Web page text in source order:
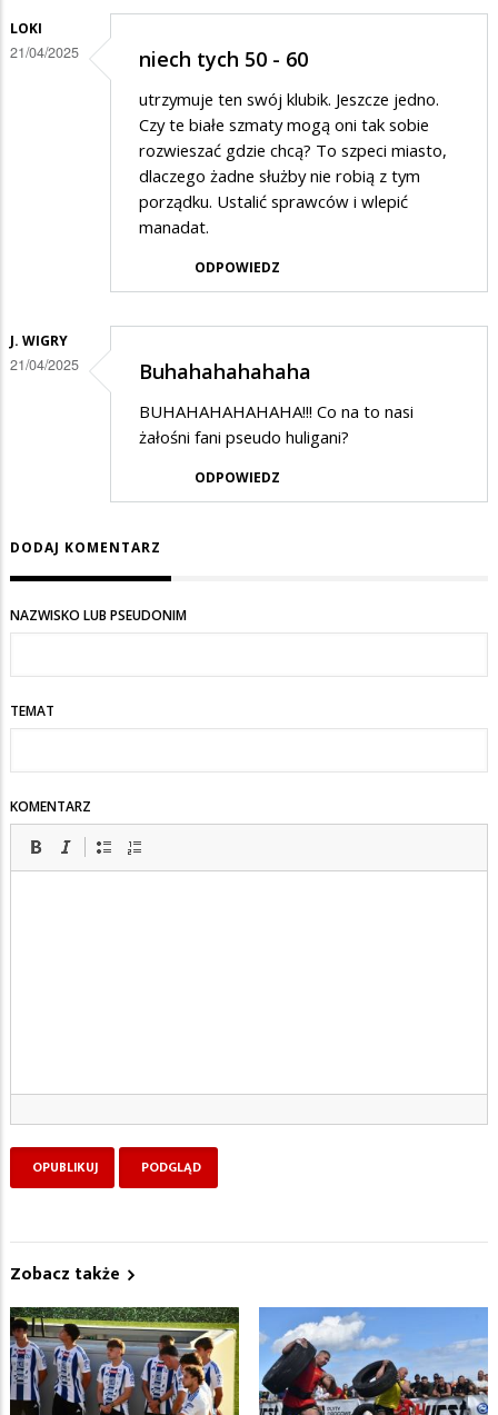
LOKI
21/04/2025 niech tych 50 - 60
utrzymuje ten swój klubik. Jeszcze jedno.
Czy te białe szmaty mogą oni tak sobie
rozwieszać gdzie chcą? To szpeci miasto,
dlaczego żadne służby nie robią z tym
porządku. Ustalić sprawców i wlepić
manadat.
ODPOWIEDZ
J. WIGRY
21/04/2025 Buhahahahahaha
BUHAHAHAHAHAHA!!! Co na to nasi
żałośni fani pseudo huligani?
ODPOWIEDZ
DODAJ KOMENTARZ
NAZWISKO LUB PSEUDONIM
TEMAT
KOMENTARZ
Zobacz także